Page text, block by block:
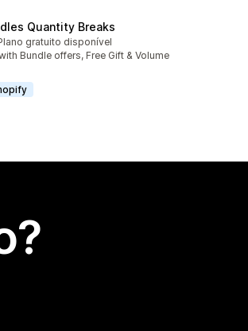
Quantity Breaks
gratuito disponível
Bundle offers, Free Gift & Volume